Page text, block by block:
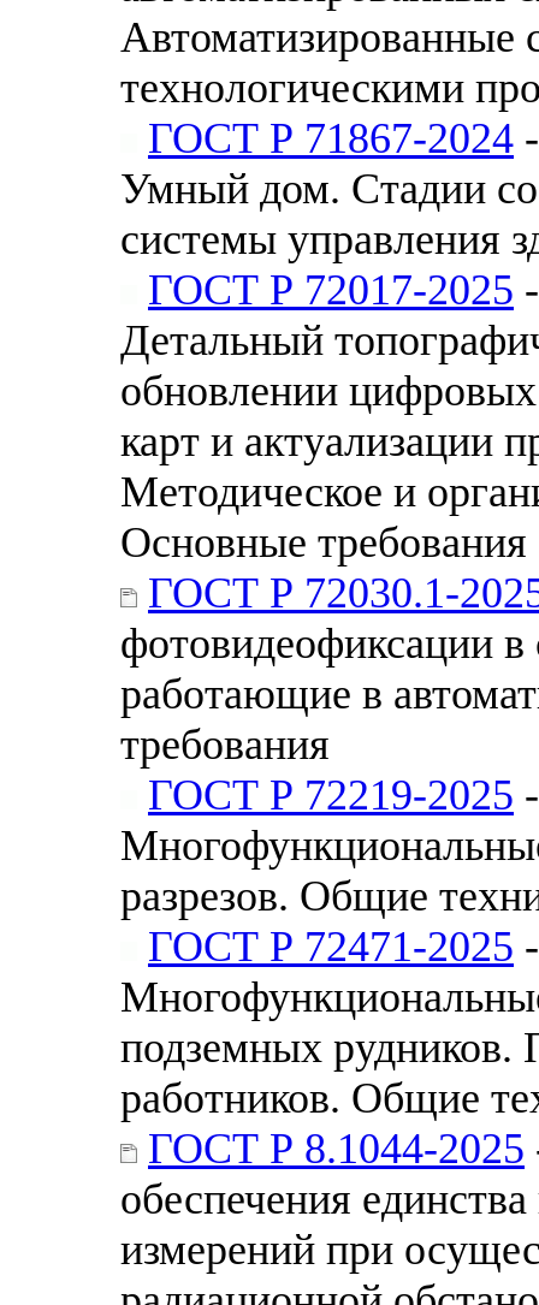
Автоматизированные
технологическими
ГОСТ Р 71867-2024
Умный дом. Стадии
системы управления
ГОСТ Р 72017-2025
Детальный
обновлении
карт и актуализации
Методическое и
Основные требования
ГОСТ Р 72030.1-
фотовидеофиксации в
работающие в
требования
ГОСТ Р 72219-2025
разрезов. Общие
ГОСТ Р 72471-2025
подземных рудников.
работников. Общие
ГОСТ Р 8.1044-2025
обеспечения
измерений при